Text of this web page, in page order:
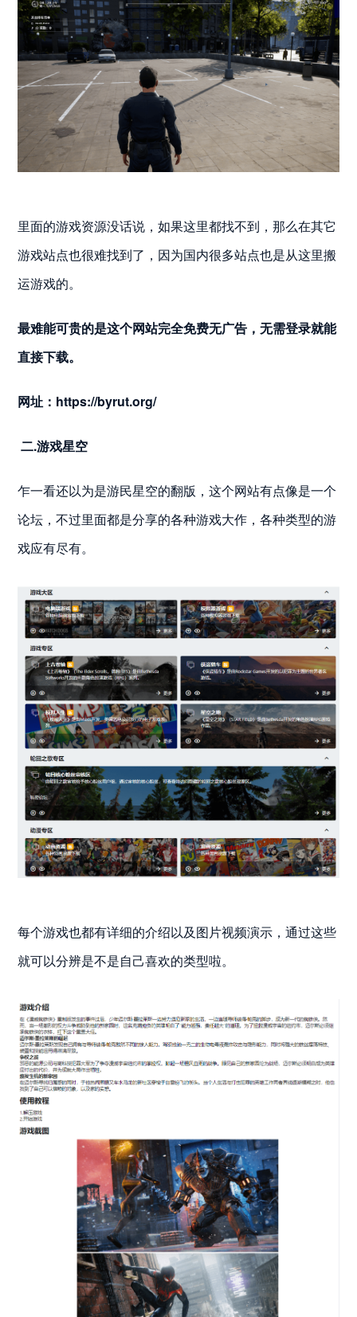
里面的游戏资源没话说，如果这里都找不到，那么在其它
游戏站点也很难找到了，因为国内很多站点也是从这里搬
运游戏的。
最难能可贵的是这个网站完全免费无广告，无需登录就能
直接下载。
网址： https://byrut.org/
二.游戏星空
乍一看还以为是游民星空的翻版，这个网站有点像是一个
论坛，不过里面都是分享的各种游戏大作，各种类型的游
戏应有尽有。
每个游戏也都有详细的介绍以及图片视频演示，通过这些
就可以分辨是不是自己喜欢的类型啦。